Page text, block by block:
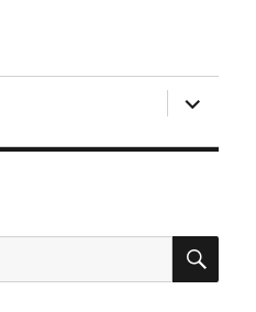
laienda